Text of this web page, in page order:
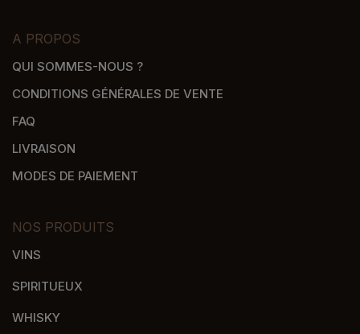
A PROPOS
QUI SOMMES-NOUS ?
CONDITIONS GÉNÉRALES DE VENTE
FAQ
LIVRAISON
MODES DE PAIEMENT
NOS PRODUITS
VINS
SPIRITUEUX
WHISKY